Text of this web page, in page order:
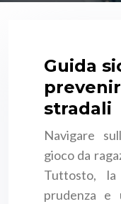
Guida
stradali
Navigare
gioco da
Tuttosto, la
prudenza e